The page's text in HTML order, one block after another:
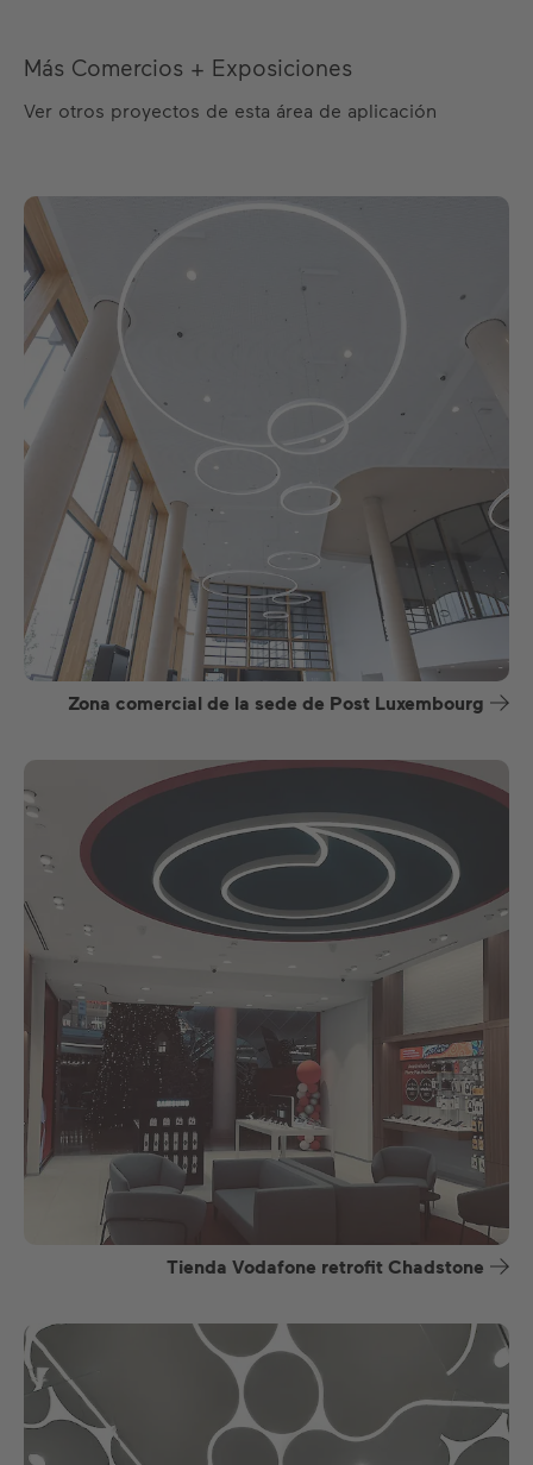
Más Comercios + Exposiciones
Ver otros proyectos de esta área de aplicación
Zona comercial de la sede de Post Luxembourg
Tienda Vodafone retrofit Chadstone